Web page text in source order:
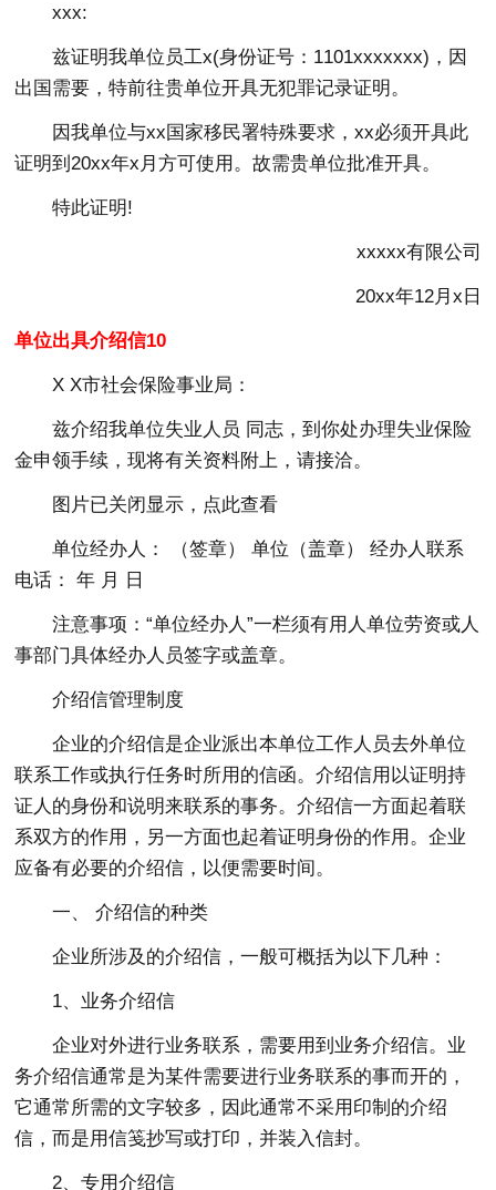
xxx:
兹证明我单位员工x(身份证号：1101xxxxxxx)，因
出国需要，特前往贵单位开具无犯罪记录证明。
因我单位与xx国家移民署特殊要求，xx必须开具此
证明到20xx年x月方可使用。故需贵单位批准开具。
特此证明!
xxxxx有限公司
20xx年12月x日
单位出具介绍信10
X X市社会保险事业局：
兹介绍我单位失业人员 同志，到你处办理失业保险
金申领手续，现将有关资料附上，请接洽。
图片已关闭显示，点此查看
单位经办人： （签章） 单位（盖章） 经办人联系
电话： 年 月 日
注意事项：“单位经办人”一栏须有用人单位劳资或人
事部门具体经办人员签字或盖章。
介绍信管理制度
企业的介绍信是企业派出本单位工作人员去外单位
联系工作或执行任务时所用的信函。介绍信用以证明持
证人的身份和说明来联系的事务。介绍信一方面起着联
系双方的作用，另一方面也起着证明身份的作用。企业
应备有必要的介绍信，以便需要时间。
一、 介绍信的种类
企业所涉及的介绍信，一般可概括为以下几种：
1、业务介绍信
企业对外进行业务联系，需要用到业务介绍信。业
务介绍信通常是为某件需要进行业务联系的事而开的，
它通常所需的文字较多，因此通常不采用印制的介绍
信，而是用信笺抄写或打印，并装入信封。
2、专用介绍信